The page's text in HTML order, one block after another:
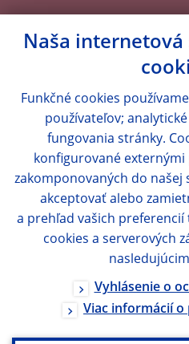
Naša
Funkčné cookies
používateľov;
fungovania stránky.
konfigurované
zakomponovaných do našej
akceptovať alebo
a prehľad vašich preferencií
cookies a serverových
Vyhlásenie o
Viac informácií o